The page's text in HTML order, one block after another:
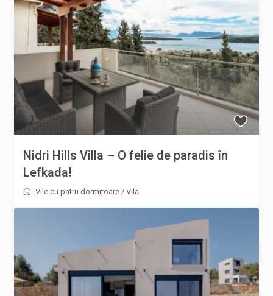
Nidri Hills Villa – O felie de paradis în
Lefkada!
Vile cu patru dormitoare /Vilă